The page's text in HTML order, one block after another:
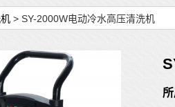
> SY-2000W电动冷水高压清洗机
所